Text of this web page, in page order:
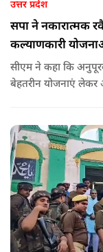
उत्तर प्रदेश
सपा ने नकारात्मक
कल्याणकारी
सीएम ने कहा कि
बेहतरीन योजनाएं लेकर
अहिल्या बाई होल्कर
लिए हमने 407 करोड़
इसके लिए समाजवादी
लगातार व्यवधान पैदा